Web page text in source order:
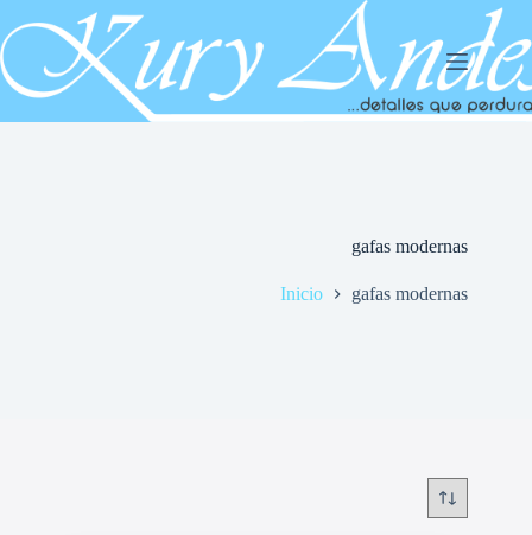
al
contenido
gafas modernas
Inicio gafas modernas